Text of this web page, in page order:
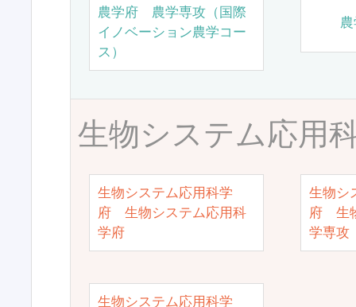
農学府 農学専攻（国際
イノベーション農学コー
ス）
生物システム応用
生物システム応用科学
府 生物システム応用科
学府
生物シ
府 生
学専攻
生物システム応用科学